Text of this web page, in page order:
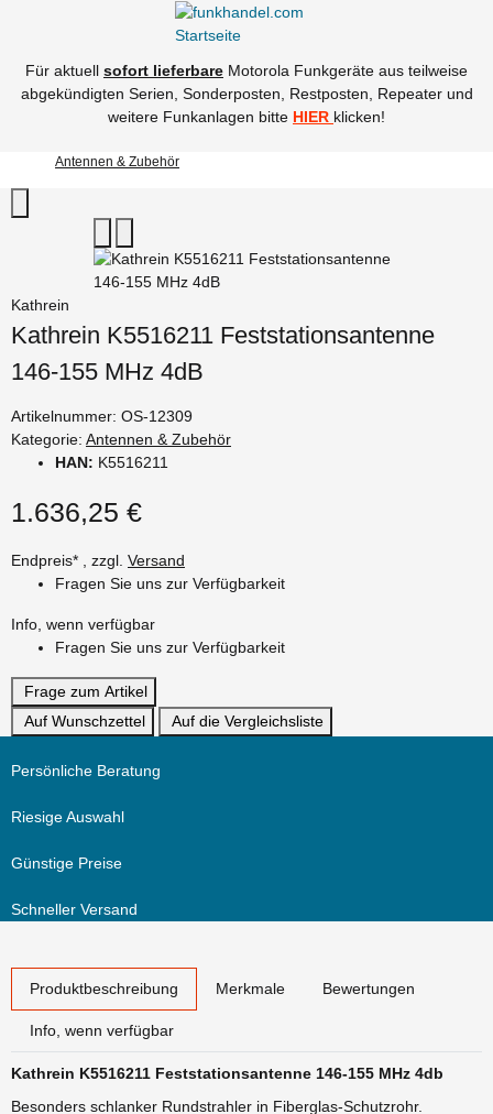
Für aktuell sofort lieferbare Motorola Funkgeräte aus teilweise
abgekündigten Serien, Sonderposten, Restposten, Repeater und
weitere Funkanlagen bitte HIER klicken!
Antennen & Zubehör
Kathrein
Kathrein K5516211 Feststationsantenne
146-155 MHz 4dB
Artikelnummer: OS-12309
Kategorie: Antennen & Zubehör
HAN: K5516211
1.636,25 €
Endpreis* , zzgl. Versand
Fragen Sie uns zur Verfügbarkeit
Info, wenn verfügbar
Fragen Sie uns zur Verfügbarkeit
Frage zum Artikel
Auf Wunschzettel
Auf die Vergleichsliste
Persönliche Beratung
Riesige Auswahl
Günstige Preise
Schneller Versand
Produktbeschreibung Merkmale Bewertungen
Info, wenn verfügbar
Kathrein K5516211 Feststationsantenne 146-155 MHz 4db
Besonders schlanker Rundstrahler in Fiberglas-Schutzrohr.